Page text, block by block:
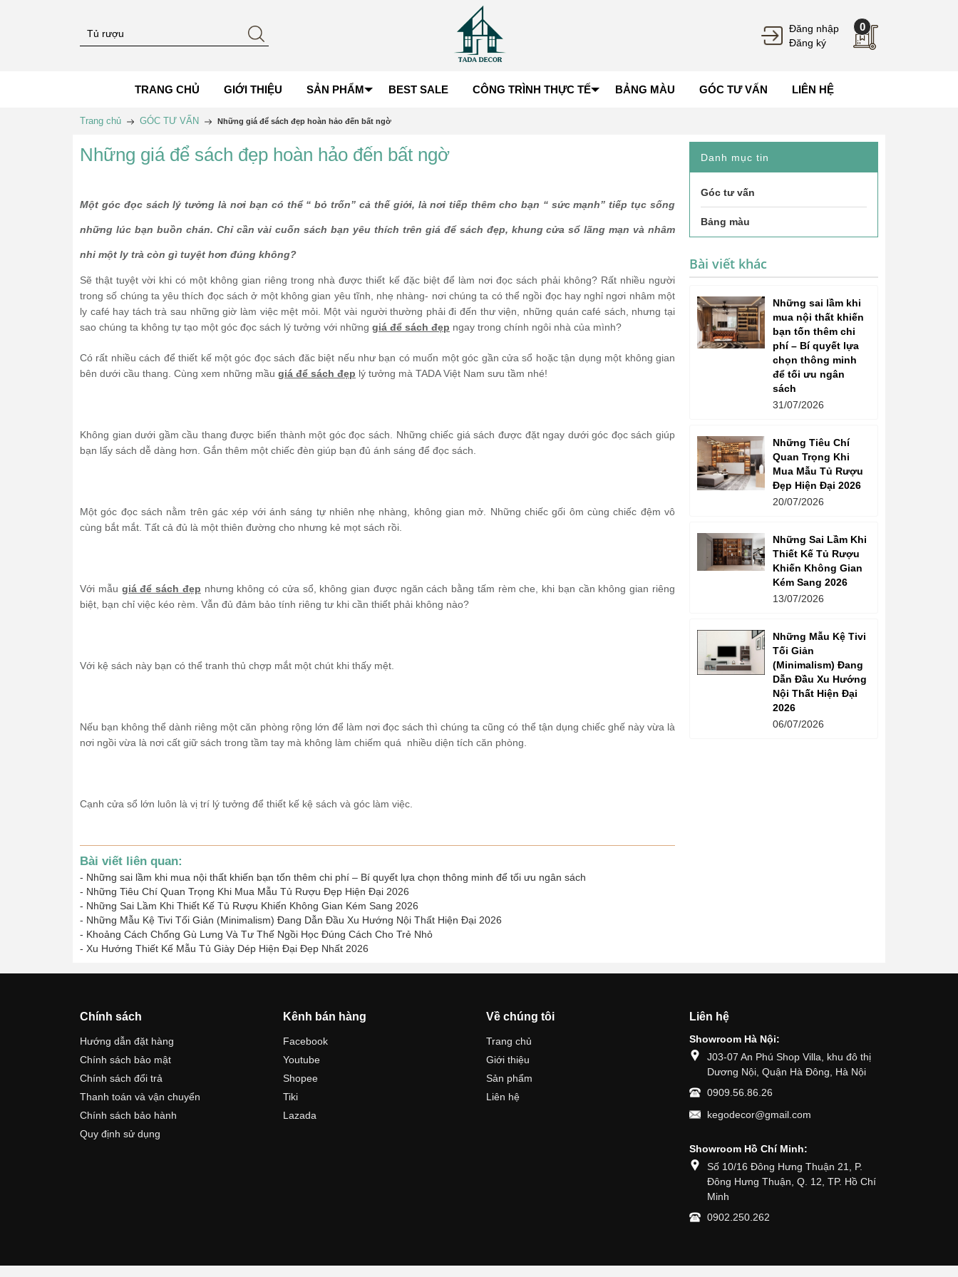
Đăng nhập
Đăng ký
0
TRANG CHỦ GIỚI THIỆU SẢN PHẨM BEST SALE CÔNG TRÌNH THỰC TẾ BẢNG MÀU GÓC TƯ VẤN LIÊN HỆ
Trang chủ GÓC TƯ VẤN Những giá để sách đẹp hoàn hảo đến bất ngờ
Những giá để sách đẹp hoàn hảo đến bất ngờ
Một góc đọc sách lý tưởng là nơi bạn có thể “ bỏ trốn” cả thế giới, là nơi tiếp thêm cho bạn “ sức mạnh” tiếp tục sống
những lúc bạn buồn chán. Chỉ cần vài cuốn sách bạn yêu thích trên giá để sách đẹp, khung cửa sổ lãng mạn và nhâm
nhi một ly trà còn gì tuyệt hơn đúng không?
Sẽ thật tuyệt vời khi có một không gian riêng trong nhà được thiết kế đặc biệt để làm nơi đọc sách phải không? Rất nhiều người
trong số chúng ta yêu thích đọc sách ở một không gian yêu tĩnh, nhẹ nhàng- nơi chúng ta có thể ngồi đọc hay nghỉ ngơi nhâm một
ly café hay tách trà sau những giờ làm việc mệt mỏi. Một vài người thường phải đi đến thư viện, những quán café sách, nhưng tại
sao chúng ta không tự tạo một góc đọc sách lý tưởng với những giá để sách đẹp ngay trong chính ngôi nhà của mình?
Có rất nhiều cách để thiết kế một góc đọc sách đăc biệt nếu như bạn có muốn một góc gần cửa sổ hoặc tận dụng một không gian
bên dưới cầu thang. Cùng xem những mầu giá để sách đẹp lý tưởng mà TADA Việt Nam sưu tầm nhé!
Không gian dưới gầm cầu thang được biến thành một góc đọc sách. Những chiếc giá sách được đặt ngay dưới góc đọc sách giúp
bạn lấy sách dễ dàng hơn. Gắn thêm một chiếc đèn giúp bạn đủ ánh sáng để đọc sách.
Một góc đọc sách nằm trên gác xép với ánh sáng tự nhiên nhẹ nhàng, không gian mở. Những chiếc gối ôm cùng chiếc đệm vô
cùng bắt mắt. Tất cả đủ là một thiên đường cho nhưng kẻ mọt sách rồi.
Với mẫu giá để sách đẹp nhưng không có cửa sổ, không gian được ngăn cách bằng tấm rèm che, khi bạn cần không gian riêng
biệt, bạn chỉ việc kéo rèm. Vẫn đủ đảm bảo tính riêng tư khi cần thiết phải không nào?
Với kệ sách này bạn có thể tranh thủ chợp mắt một chút khi thấy mệt.
Nếu bạn không thể dành riêng một căn phòng rộng lớn để làm nơi đọc sách thì chúng ta cũng có thể tận dụng chiếc ghế này vừa là
nơi ngồi vừa là nơi cất giữ sách trong tầm tay mà không làm chiếm quá nhiều diện tích căn phòng.
Cạnh cửa sổ lớn luôn là vị trí lý tưởng để thiết kế kệ sách và góc làm việc.
Bài viết liên quan:
- Những sai lầm khi mua nội thất khiến bạn tốn thêm chi phí – Bí quyết lựa chọn thông minh để tối ưu ngân sách
- Những Tiêu Chí Quan Trọng Khi Mua Mẫu Tủ Rượu Đẹp Hiện Đại 2026
- Những Sai Lầm Khi Thiết Kế Tủ Rượu Khiến Không Gian Kém Sang 2026
- Những Mẫu Kệ Tivi Tối Giản (Minimalism) Đang Dẫn Đầu Xu Hướng Nội Thất Hiện Đại 2026
- Khoảng Cách Chống Gù Lưng Và Tư Thế Ngồi Học Đúng Cách Cho Trẻ Nhỏ
- Xu Hướng Thiết Kế Mẫu Tủ Giày Dép Hiện Đại Đẹp Nhất 2026
Danh mục tin
Góc tư vấn
Bảng màu
Bài viết khác
Những sai lầm khi
mua nội thất khiến
bạn tốn thêm chi
phí – Bí quyết lựa
chọn thông minh
để tối ưu ngân
sách
31/07/2026
Những Tiêu Chí
Quan Trọng Khi
Mua Mẫu Tủ Rượu
Đẹp Hiện Đại 2026
20/07/2026
Những Sai Lầm Khi
Thiết Kế Tủ Rượu
Khiến Không Gian
Kém Sang 2026
13/07/2026
Những Mẫu Kệ Tivi
Tối Giản
(Minimalism) Đang
Dẫn Đầu Xu Hướng
Nội Thất Hiện Đại
2026
06/07/2026
Chính sách
Hướng dẫn đặt hàng
Chính sách bảo mật
Chính sách đổi trả
Thanh toán và vận chuyển
Chính sách bảo hành
Quy định sử dụng
Kênh bán hàng
Facebook
Youtube
Shopee
Tiki
Lazada
Về chúng tôi
Trang chủ
Giới thiệu
Sản phẩm
Liên hệ
Liên hệ
Showroom Hà Nội:
J03-07 An Phú Shop Villa, khu đô thị
Dương Nội, Quận Hà Đông, Hà Nội
0909.56.86.26
kegodecor@gmail.com
Showroom Hồ Chí Minh:
Số 10/16 Đông Hưng Thuận 21, P.
Đông Hưng Thuận, Q. 12, TP. Hồ Chí
Minh
0902.250.262